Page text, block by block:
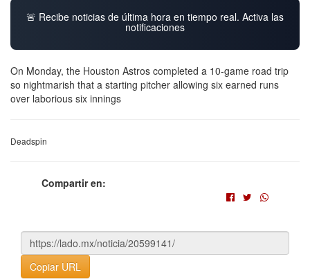
🚨 Recibe noticias de última hora en tiempo real. Activa las
notificaciones
On Monday, the Houston Astros completed a 10-game road trip
so nightmarish that a starting pitcher allowing six earned runs
over laborious six innings
Deadspin
Compartir en:
Copiar URL